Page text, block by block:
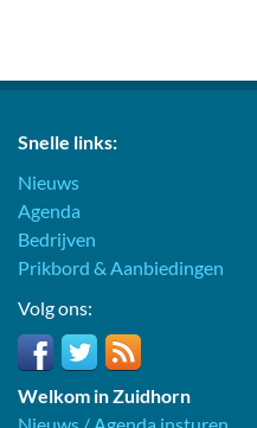
Snelle links:
Nieuws
Agenda
Bedrijven
Prikbord & Aanbiedingen
Volg ons:
Welkom in Zuidhorn